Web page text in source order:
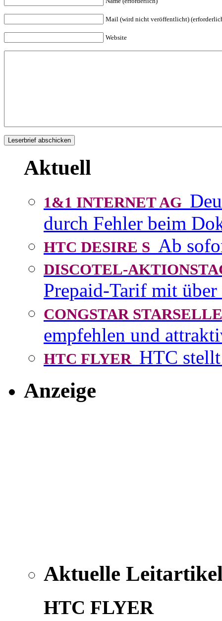
Mail (wird nicht veröffentlicht)
Website
Aktuell
1&1 INTERNET AG
durch Fehler beim
HTC DESIRE S Ab
DISCOTEL-
Prepaid-Tarif mit
CONGSTAR
empfehlen und
HTC FLYER HTC
Anzeige
Aktuelle
HTC FLYER